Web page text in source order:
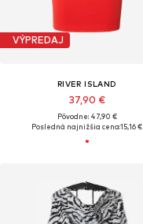
VÝPREDAJ
RIVER ISLAND
37,90 €
Pôvodne: 47,90 €
Posledná najnižšia cena:15,16 €